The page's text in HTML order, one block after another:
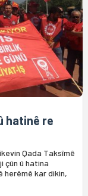
hatinê re
Qada Taksîmê
çûn û hatina
herêmê kar dikin,